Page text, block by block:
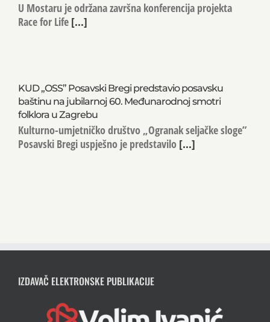
U Mostaru je održana završna konferencija projekta
Race for Life [...]
KUD „OSS” Posavski Bregi predstavio posavsku
baštinu na jubilarnoj 60. Međunarodnoj smotri
folklora u Zagrebu
Kulturno-umjetničko društvo „Ogranak seljačke sloge”
Posavski Bregi uspješno je predstavilo [...]
IZDAVAČ ELEKTRONSKE PUBLIKACIJE